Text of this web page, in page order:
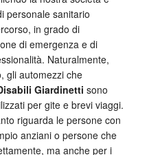
personale sanitario
in grado di
di emergenza e di
Naturalmente,
gli automezzi che
Giardinetti sono
per gite e brevi viaggi.
riguarda le persone con
anziani o persone che
ma anche per i